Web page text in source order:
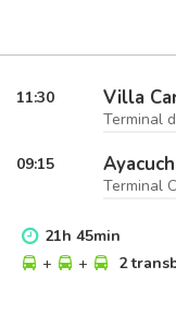
11:30 Villa
Terminal
09:15
Terminal
21h 45min
+
+ 2